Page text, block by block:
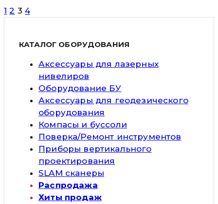
1 2 3 4
КАТАЛОГ ОБОРУДОВАНИЯ
Аксессуары для лазерных
нивелиров
Оборудование БУ
Аксессуары для геодезического
оборудования
Компасы и буссоли
Поверка/Ремонт инструментов
Приборы вертикального
проектирования
SLAM сканеры
Распродажа
Хиты продаж